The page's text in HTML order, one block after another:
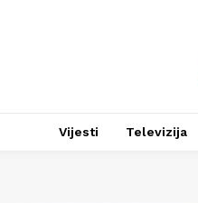
Vijesti Televizija